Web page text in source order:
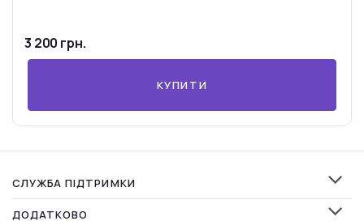
3 200 грн.
КУПИТИ
СЛУЖБА ПІДТРИМКИ
ДОДАТКОВО